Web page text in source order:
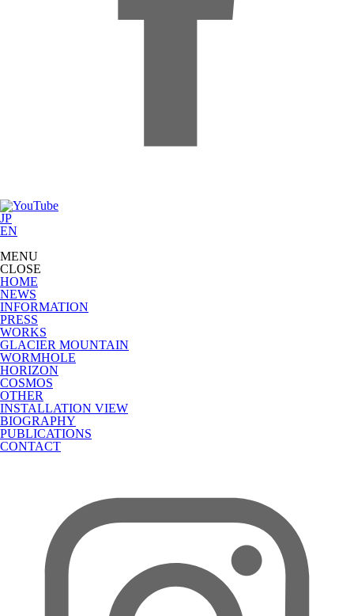
JP
EN
MENU
CLOSE
HOME
NEWS
INFORMATION
PRESS
WORKS
GLACIER MOUNTAIN
WORMHOLE
HORIZON
COSMOS
OTHER
INSTALLATION VIEW
BIOGRAPHY
PUBLICATIONS
CONTACT